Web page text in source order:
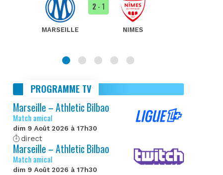
MARSEILLE
2- 1
NIMES
PROGRAMME TV
Marseille – Athletic Bilbao
Match amical
dim 9 Août 2026 à 17h30
direct
Marseille – Athletic Bilbao
Match amical
dim 9 Août 2026 à 17h30